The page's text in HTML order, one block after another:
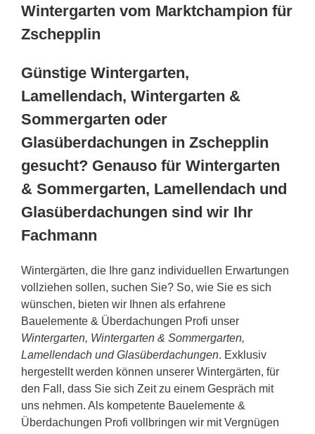
Wintergarten vom Marktchampion für
Zschepplin
Günstige Wintergarten,
Lamellendach, Wintergarten &
Sommergarten oder
Glasüberdachungen in Zschepplin
gesucht? Genauso für Wintergarten
& Sommergarten, Lamellendach und
Glasüberdachungen sind wir Ihr
Fachmann
Wintergärten, die Ihre ganz individuellen Erwartungen
vollziehen sollen, suchen Sie? So, wie Sie es sich
wünschen, bieten wir Ihnen als erfahrene
Bauelemente & Überdachungen Profi unser
Wintergarten, Wintergarten & Sommergarten,
Lamellendach und Glasüberdachungen. Exklusiv
hergestellt werden können unserer Wintergärten, für
den Fall, dass Sie sich Zeit zu einem Gespräch mit
uns nehmen. Als kompetente Bauelemente &
Überdachungen Profi vollbringen wir mit Vergnügen